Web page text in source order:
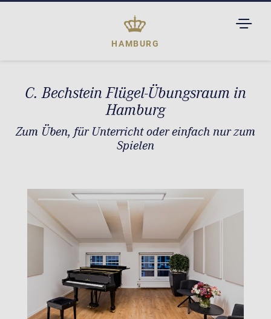
HAMBURG
C. Bechstein Flügel-Übungsraum in
Hamburg
Zum Üben, für Unterricht oder einfach nur zum
Spielen